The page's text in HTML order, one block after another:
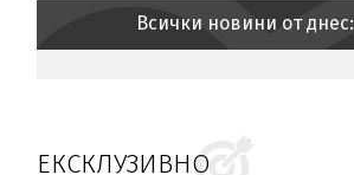
Всички новини от днес:
ЕКСКЛУЗИВНО